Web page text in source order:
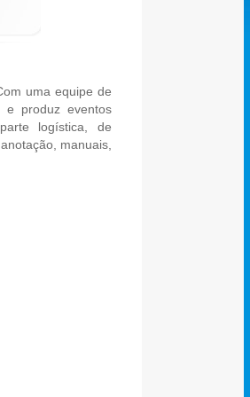
uma equipe de
e produz eventos
logística, de
manuais,